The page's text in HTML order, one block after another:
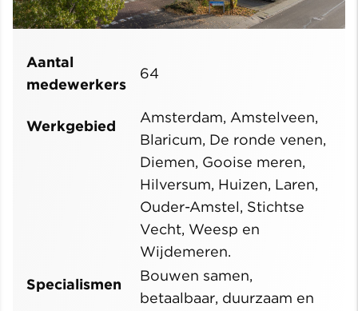
Aantal
medewerkers
64
Werkgebied
Amsterdam, Amstelveen,
Blaricum, De ronde venen,
Diemen, Gooise meren,
Hilversum, Huizen, Laren,
Ouder-Amstel, Stichtse
Vecht, Weesp en
Wijdemeren.
Specialismen
Bouwen samen,
betaalbaar, duurzaam en